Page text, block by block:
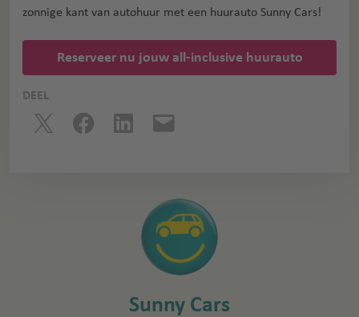
zonnige kant van autohuur met een huurauto Sunny Cars!
Reserveer nu jouw all-inclusive huurauto
DEEL
Sunny Cars